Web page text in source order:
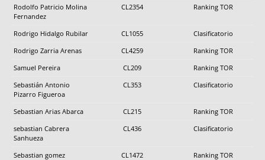
Rodolfo Patricio Molina
Fernandez
CL2354 Ranking TOR
Rodrigo Hidalgo Rubilar CL1055
Clasificatorio
Rodrigo Zarria Arenas
CL4259
Ranking TOR
Samuel Pereira
CL209
Ranking TOR
Sebastián Antonio
Pizarro Figueroa
CL353 Clasificatorio
Sebastian Arias Abarca CL215
Ranking TOR
sebastian Cabrera
Sanhueza
CL436 Clasificatorio
Sebastian gomez CL1472
Ranking TOR